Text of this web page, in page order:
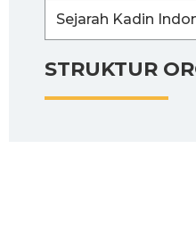
STRUKTUR
Sejarah Kadin